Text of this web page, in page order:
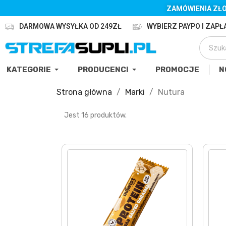
ZAMÓWIENIA
DARMOWA WYSYŁKA OD 249ZŁ WYBIERZ PAYPO I
KATEGORIE PRODUCENCI PROMOCJE
Strona główna Marki Nutura
Jest 16 produktów.